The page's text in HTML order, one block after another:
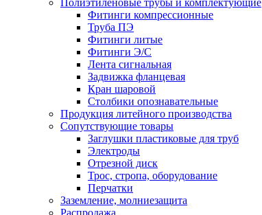
Полиэтиленовые трубы и комплектующие
Фитинги компрессионные
Труба ПЭ
Фитинги литые
Фитинги Э/С
Лента сигнальная
Задвижка фланцевая
Кран шаровой
Столбики опознавательные
Продукция литейного производства
Сопутствующие товары
Заглушки пластиковые для труб
Электроды
Отрезной диск
Трос, стропа, оборудование
Перчатки
Заземление, молниезащита
Распродажа